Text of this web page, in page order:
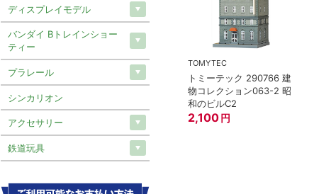
TOMYTEC
トミーテック 290766 建
物コレクション063-2 昭
和のビルC2
2,100 円
ディスプレイモデル
バンダイ Bトレインショー
ティー
プラレール
シンカリオン
アクセサリー
鉄道玩具